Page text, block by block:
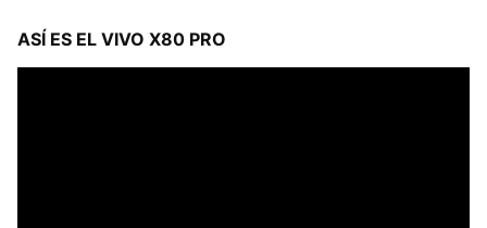
ASÍ ES EL VIVO X80 PRO